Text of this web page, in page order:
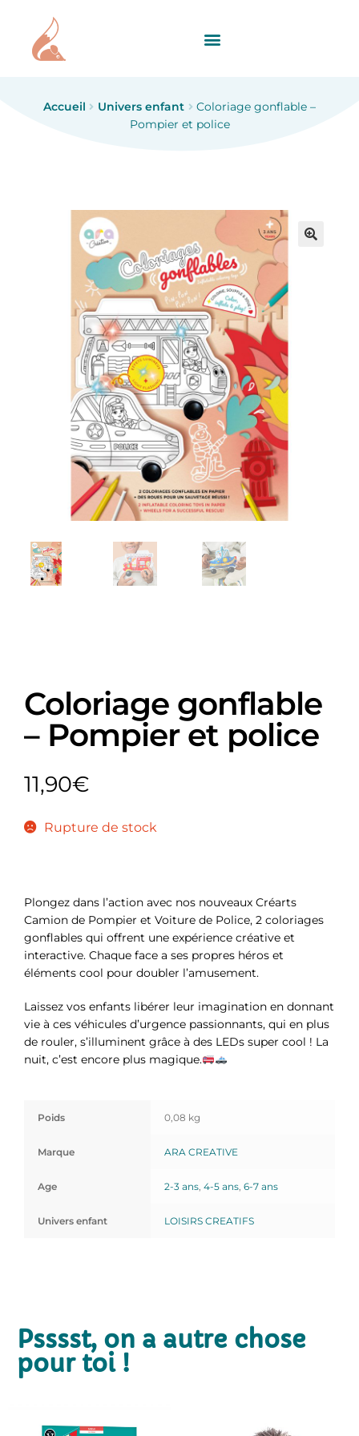
Accueil Univers enfant
Coloriage gonflable –
Pompier et police
Coloriage gonflable
– Pompier et police
11,90€
Rupture de stock
Plongez dans l’action avec nos nouveaux Créarts
Camion de Pompier et Voiture de Police, 2 coloriages
gonflables qui offrent une expérience créative et
interactive. Chaque face a ses propres héros et
éléments cool pour doubler l’amusement.
Laissez vos enfants libérer leur imagination en donnant
vie à ces véhicules d’urgence passionnants, qui en plus
de rouler, s’illuminent grâce à des LEDs super cool ! La
nuit, c’est encore plus magique.
Poids 0,08 kg
Marque ARA CREATIVE
Age 2-3 ans, 4-5 ans, 6-7 ans
Univers enfant LOISIRS CREATIFS
Psssst, on a autre chose
pour toi !